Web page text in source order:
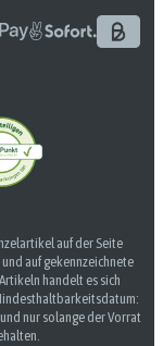
auf der Seite
auf gekennzeichnete
handelt es sich
nur solange der Vorrat